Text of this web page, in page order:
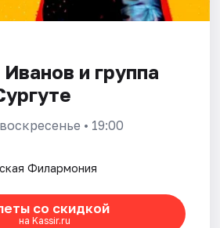
и группа
• 19:00
Филармония
со скидкой
на Kassir.ru